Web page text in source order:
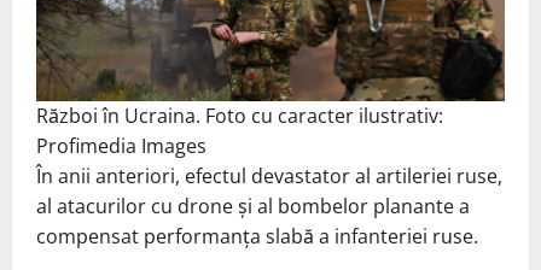
Război în Ucraina. Foto cu caracter ilustrativ:
Profimedia Images
În anii anteriori, efectul devastator al artileriei ruse,
al atacurilor cu drone și al bombelor planante a
compensat performanța slabă a infanteriei ruse.